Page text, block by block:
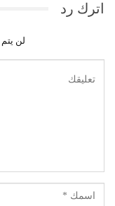
اترك رد
لن